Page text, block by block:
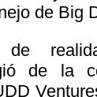
de Big
de
de la